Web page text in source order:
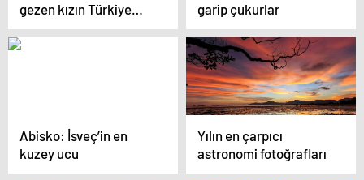
gezen kızın Türkiye
fotoğrafları
garip çukurlar
Abisko: İsveç’in en
kuzey ucu
Yılın en çarpıcı
astronomi fotoğrafları